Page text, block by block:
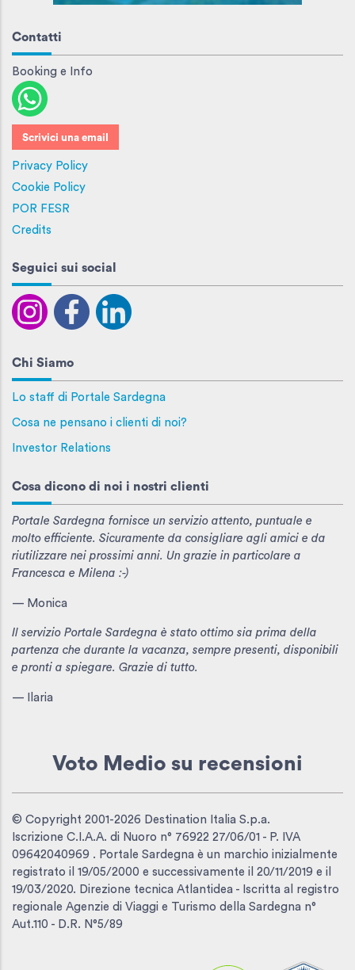
Contatti
Booking e Info
Scrivici una email
Privacy Policy
Cookie Policy
POR FESR
Credits
Seguici sui social
Chi Siamo
Lo staff di Portale Sardegna
Cosa ne pensano i clienti di noi?
Investor Relations
Cosa dicono di noi i nostri clienti
Portale Sardegna fornisce un servizio attento, puntuale e
molto efficiente. Sicuramente da consigliare agli amici e da
riutilizzare nei prossimi anni. Un grazie in particolare a
Francesca e Milena :-)
— Monica
Il servizio Portale Sardegna è stato ottimo sia prima della
partenza che durante la vacanza, sempre presenti, disponibili
e pronti a spiegare. Grazie di tutto.
— Ilaria
Voto Medio su recensioni
© Copyright 2001-2026 Destination Italia S.p.a.
Iscrizione C.I.A.A. di Nuoro n° 76922 27/06/01 - P. IVA
09642040969 . Portale Sardegna è un marchio inizialmente
registrato il 19/05/2000 e successivamente il 20/11/2019 e il
19/03/2020. Direzione tecnica Atlantidea - Iscritta al registro
regionale Agenzie di Viaggi e Turismo della Sardegna n°
Aut.110 - D.R. N°5/89